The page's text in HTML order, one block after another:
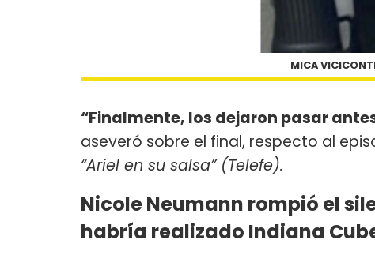
MICA
“Finalmente, los dejaron pasar
aseveró sobre el final, respecto al
“Ariel en su salsa” (Telefe).
Nicole Neumann rompió el
habría realizado Indiana